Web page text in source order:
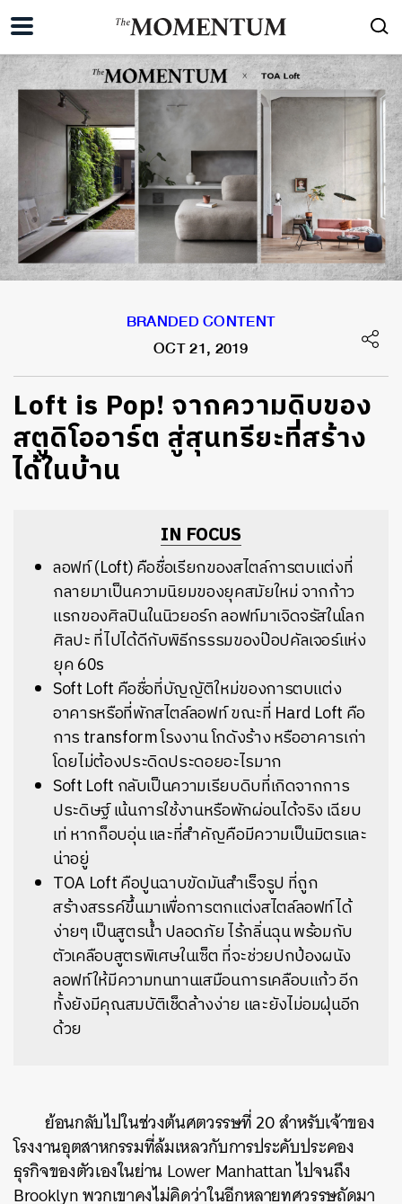
BRANDED CONTENT
OCT 21, 2019
Loft is Pop! จากความดิบของ
สตูดิโออาร์ต สู่สุนทรียะที่สร้าง
ได้ในบ้าน
IN FOCUS
ลอฟท์ (Loft) คือชื่อเรียกของสไตล์การตบแต่งที่
กลายมาเป็นความนิยมของยุคสมัยใหม่ จากก้าว
แรกของศิลปินในนิวยอร์ก ลอฟท์มาเจิดจรัสในโลก
ศิลปะ ที่ไปได้ดีกับพิธีกรรรมของป๊อปคัลเจอร์แห่ง
ยุค 60s
Soft Loft คือชื่อที่บัญญัติใหม่ของการตบแต่ง
อาคารหรือที่พักสไตล์ลอฟท์ ขณะที่ Hard Loft คือ
การ transform โรงงาน โกดังร้าง หรืออาคารเก่า
โดยไม่ต้องประดิดประดอยอะไรมาก
Soft Loft กลับเป็นความเรียบดิบที่เกิดจากการ
ประดิษฐ์ เน้นการใช้งานหรือพักผ่อนได้จริง เฉียบ
เท่ หากก็อบอุ่น และที่สำคัญคือมีความเป็นมิตรและ
น่าอยู่
TOA Loft คือปูนฉาบขัดมันสำเร็จรูป ที่ถูก
สร้างสรรค์ขึ้นมาเพื่อการตกแต่งสไตล์ลอฟท์ได้
ง่ายๆ เป็นสูตรน้ำ ปลอดภัย ไร้กลิ่นฉุน พร้อมกับ
ตัวเคลือบสูตรพิเศษในเซ็ต ที่จะช่วยปกป้องผนัง
ลอฟท์ให้มีความทนทานเสมือนการเคลือบแก้ว อีก
ทั้งยังมีคุณสมบัติเช็ดล้างง่าย และยังไม่อมฝุ่นอีก
ด้วย
ย้อนกลับไปในช่วงต้นศตวรรษที่ 20 สำหรับเจ้าของ
โรงงานอุตสาหกรรมที่ล้มเหลวกับการประคับประคอง
ธุรกิจของตัวเองในย่าน Lower Manhattan ไปจนถึง
Brooklyn พวกเขาคงไม่คิดว่าในอีกหลายทศวรรษถัดมา